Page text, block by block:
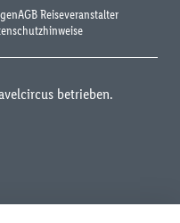
AGB Reiseveranstalter
betrieben.